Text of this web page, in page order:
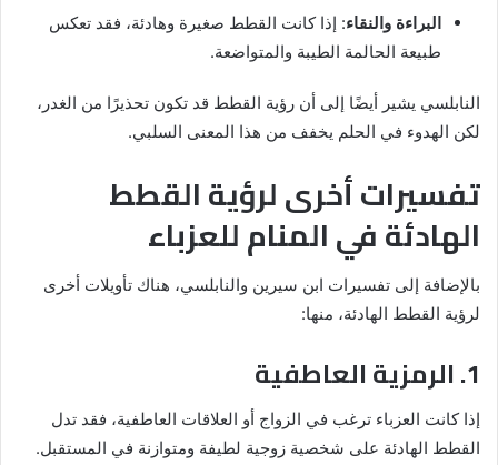
البراءة والنقاء: إذا كانت القطط صغيرة وهادئة، فقد تعكس
طبيعة الحالمة الطيبة والمتواضعة.
النابلسي يشير أيضًا إلى أن رؤية القطط قد تكون تحذيرًا من الغدر،
لكن الهدوء في الحلم يخفف من هذا المعنى السلبي.
تفسيرات أخرى لرؤية القطط
الهادئة في المنام للعزباء
بالإضافة إلى تفسيرات ابن سيرين والنابلسي، هناك تأويلات أخرى
لرؤية القطط الهادئة، منها:
1. الرمزية العاطفية
إذا كانت العزباء ترغب في الزواج أو العلاقات العاطفية، فقد تدل
القطط الهادئة على شخصية زوجية لطيفة ومتوازنة في المستقبل.